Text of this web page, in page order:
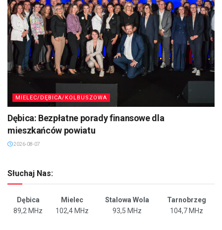
MIELEC/DĘBICA/KOLBUSZOWA
Dębica: Bezpłatne porady finansowe dla
mieszkańców powiatu
2026-08-07
Słuchaj Nas:
Dębica Mielec Stalowa Wola
Tarnobrzeg
89,2 MHz
102,4 MHz 93,5 MHz 104,7 MHz